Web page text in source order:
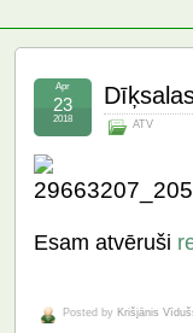
ATV
Apr
23
2018
Esam atvēruši
Posted by Krišjānis